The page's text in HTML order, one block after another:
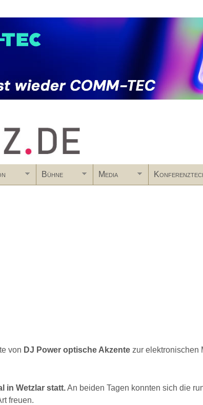
Bühne Media
von DJ Power optische Akzente zur elektronischen
in Wetzlar statt.An beiden Tagen konnten sich die
freuen.